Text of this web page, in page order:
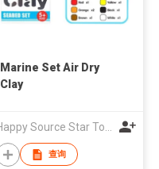
Marine Set Air Dry
Clay
Happy Source Star Toys Trade Limited
查询